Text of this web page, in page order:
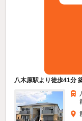
八木原駅より徒歩41分